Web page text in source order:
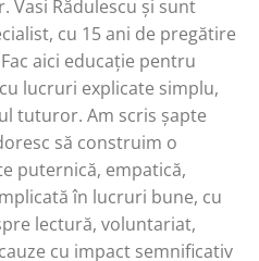
Vasi Rădulescu și sunt
cu 15 ani de pregătire
aici educație pentru
lucruri explicate simplu,
tuturor. Am scris șapte
să construim o
puternică, empatică,
în lucruri bune, cu
lectură, voluntariat,
cu impact semnificativ